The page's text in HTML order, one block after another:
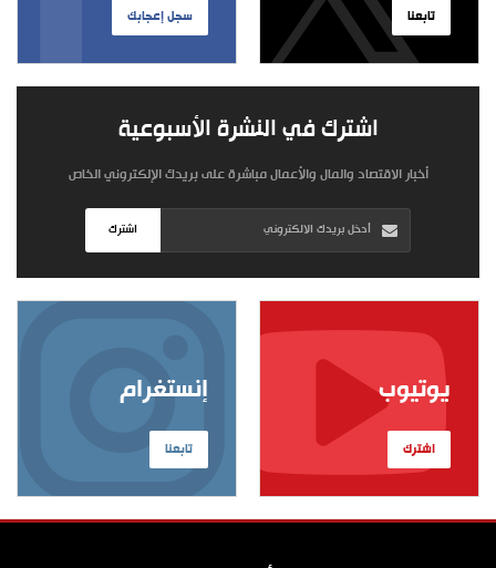
سجل إعجابك تابعنا
اشترك في النشرة الأسبوعية
أخبار الاقتصاد والمال والأعمال مباشرة على بريدك الإلكتروني الخاص
اشترك
إنستغرام
تابعنا
يوتيوب
اشترك